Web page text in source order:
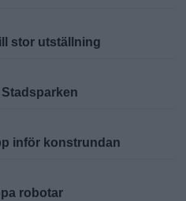
stor utställning
inför konstrundan
robotar